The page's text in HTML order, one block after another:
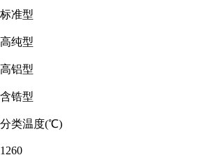
标准型
高纯型
高铝型
含锆型
分类温度(℃)
1260